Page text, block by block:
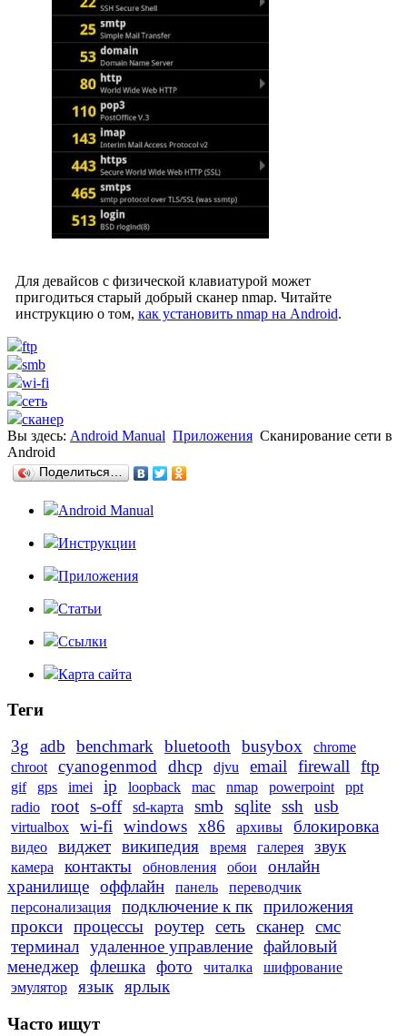
Для девайсов с физической клавиатурой может
пригодиться старый добрый сканер nmap. Читайте
инструкцию о том, как установить nmap на Android.
ftp
smb
wi-fi
сеть
сканер
Вы здесь: Android Manual Приложения Сканирование сети в
Android
Поделиться…
Android Manual
Инструкции
Приложения
Статьи
Ссылки
Карта сайта
Теги
3g
adb benchmark bluetooth busybox
chrome
chroot
cyanogenmod dhcp djvu email firewall ftp
gif gps imei ip loopback mac nmap powerpoint
ppt
radio
root s-off sd-карта smb sqlite ssh usb
virtualbox wi-fi windows x86 архивы блокировка
видео виджет википедия время галерея звук
камера контакты обновления обои
онлайн
хранилище оффлайн панель
переводчик
персонализация
подключение к пк приложения
прокси процессы роутер сеть сканер
смс
терминал удаленное управление файловый
менеджер
флешка фото читалка
шифрование
эмулятор
язык ярлык
Часто ищут